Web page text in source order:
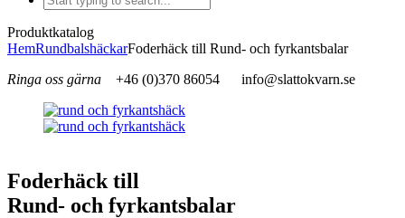
Produktkatalog
HemRundbalshäckarFoderhäck till Rund- och fyrkantsbalar
Ringa oss gärna
+46 (0)370 86054 info@slattokvarn.se
Foderhäck till
Rund- och fyrkantsbalar